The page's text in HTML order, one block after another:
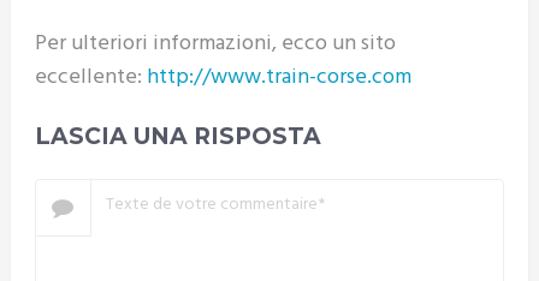
Per ulteriori informazioni, ecco un sito
eccellente: http://www.train-corse.com
LASCIA UNA RISPOSTA